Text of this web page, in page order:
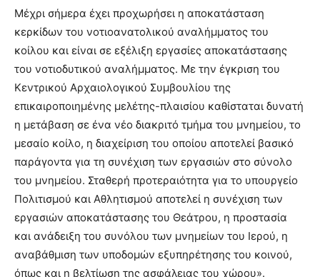
Μέχρι σήμερα έχει προχωρήσει η αποκατάσταση
κερκίδων του νοτιοανατολικού αναλήμματος του
κοίλου και είναι σε εξέλιξη εργασίες αποκατάστασης
του νοτιοδυτικού αναλήμματος. Με την έγκριση του
Κεντρικού Αρχαιολογικού Συμβουλίου της
επικαιροποιημένης μελέτης-πλαισίου καθίσταται δυνατή
η μετάβαση σε ένα νέο διακριτό τμήμα του μνημείου, το
μεσαίο κοίλο, η διαχείριση του οποίου αποτελεί βασικό
παράγοντα για τη συνέχιση των εργασιών στο σύνολο
του μνημείου. Σταθερή προτεραιότητα για το υπουργείο
Πολιτισμού και Αθλητισμού αποτελεί η συνέχιση των
εργασιών αποκατάστασης του Θεάτρου, η προστασία
και ανάδειξη του συνόλου των μνημείων του Ιερού, η
αναβάθμιση των υποδομών εξυπηρέτησης του κοινού,
όπως και η βελτίωση της ασφάλειας του χώρου».